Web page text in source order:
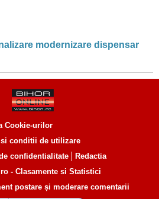
modernizare dispensar
Cookie-urilor
si conditii de utilizare
confidentialitate
Redactia
postare și moderare comentarii